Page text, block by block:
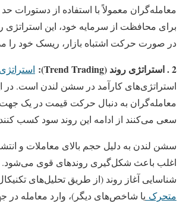
برای محافظت از سرمایه خود، این استراتژی
در صورت حرکت اشتباه بازار، ریسک خود را
2 . استراتژی روند (Trend Trading):
استراتژی‌های کارآمد در سشن لندن است. در
معامله‌گران به دنبال حرکت قیمت در یک
سعی می‌کنند از ادامه این روند سود کسب
سشن لندن به دلیل حجم بالای معاملات و
اغلب باعث شکل‌گیری روندهای قوی می‌شود.
شناسایی آغاز روند (از طریق تحلیل‌های
متحرک یا شاخص‌های دیگر)، وارد معامله در